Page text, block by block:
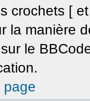
crochets [
la manière
le
page